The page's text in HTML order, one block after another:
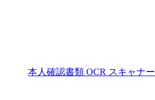
本人確認書類 OCR スキャナー